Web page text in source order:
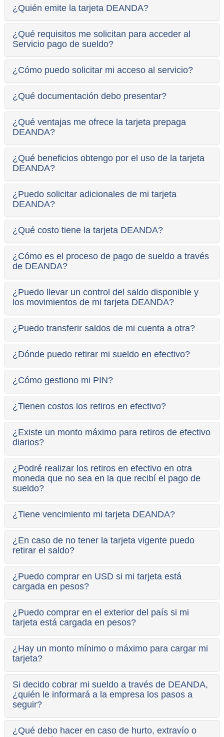
¿Quién emite la tarjeta DEANDA?
¿Qué requisitos me solicitan para acceder al
Servicio pago de sueldo?
¿Cómo puedo solicitar mi acceso al servicio?
¿Qué documentación debo presentar?
¿Qué ventajas me ofrece la tarjeta prepaga
DEANDA?
¿Qué beneficios obtengo por el uso de la tarjeta
DEANDA?
¿Puedo solicitar adicionales de mi tarjeta
DEANDA?
¿Qué costo tiene la tarjeta DEANDA?
¿Cómo es el proceso de pago de sueldo a través
de DEANDA?
¿Puedo llevar un control del saldo disponible y
los movimientos de mi tarjeta DEANDA?
¿Puedo transferir saldos de mi cuenta a otra?
¿Dónde puedo retirar mi sueldo en efectivo?
¿Cómo gestiono mi PIN?
¿Tienen costos los retiros en efectivo?
¿Existe un monto máximo para retiros de efectivo
diarios?
¿Podré realizar los retiros en efectivo en otra
moneda que no sea en la que recibí el pago de
sueldo?
¿Tiene vencimiento mi tarjeta DEANDA?
¿En caso de no tener la tarjeta vigente puedo
retirar el saldo?
¿Puedo comprar en USD si mi tarjeta está
cargada en pesos?
¿Puedo comprar en el exterior del país si mi
tarjeta está cargada en pesos?
¿Hay un monto mínimo o máximo para cargar mi
tarjeta?
Si decido cobrar mi sueldo a través de DEANDA,
¿quién le informará a la empresa los pasos a
seguir?
¿Qué debo hacer en caso de hurto, extravío o